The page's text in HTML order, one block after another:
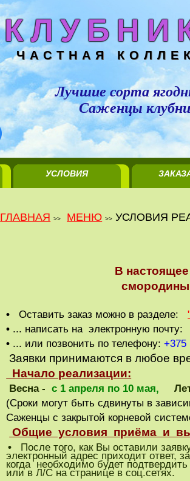
ЧАСТНАЯ
Лучшие сорта
Саженцы
УСЛОВИЯ
ГЛАВНАЯ >> МЕНЮ >> УСЛОВИЯ
В
смородины, ежевики и
• Оставить заказ можно в разделе:
• ... написать на электронную почту:
• ... или позвонить по телефону:+375
Заявки принимаются в любое
Начало реализации:
Весна - с 1 апреля по 10 мая,
(Сроки могут быть сдвинуты в
Саженцы с закрытой корневой
Общие условия приёма и
• После того, как Вы оставили
электронный адрес приходит ответ,
когда необходимо будет
или в Л/С на странице в соц.сетях.